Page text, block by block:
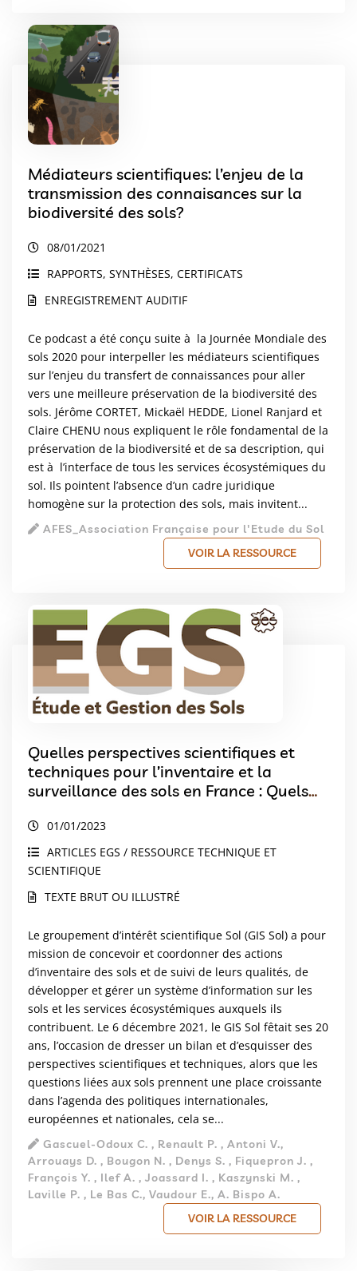
Médiateurs scientifiques: l’enjeu de la
transmission des connaisances sur la
biodiversité des sols?
08/01/2021
RAPPORTS, SYNTHÈSES, CERTIFICATS
ENREGISTREMENT AUDITIF
Ce podcast a été conçu suite à la Journée Mondiale des
sols 2020 pour interpeller les médiateurs scientifiques
sur l’enjeu du transfert de connaissances pour aller
vers une meilleure préservation de la biodiversité des
sols. Jérôme CORTET, Mickaël HEDDE, Lionel Ranjard et
Claire CHENU nous expliquent le rôle fondamental de la
préservation de la biodiversité et de sa description, qui
est à l’interface de tous les services écosystémiques du
sol. Ils pointent l’absence d’un cadre juridique
homogène sur la protection des sols, mais invitent...
AFES_Association Française pour l'Etude du Sol
VOIR LA RESSOURCE
Quelles perspectives scientifiques et
techniques pour l’inventaire et la
surveillance des sols en France : Quels
acquérir, les diffuser, les utiliser ?
01/01/2023
ARTICLES EGS / RESSOURCE TECHNIQUE ET
SCIENTIFIQUE
TEXTE BRUT OU ILLUSTRÉ
Le groupement d’intérêt scientifique Sol (GIS Sol) a pour
mission de concevoir et coordonner des actions
d’inventaire des sols et de suivi de leurs qualités, de
développer et gérer un système d’information sur les
sols et les services écosystémiques auxquels ils
contribuent. Le 6 décembre 2021, le GIS Sol fêtait ses 20
ans, l’occasion de dresser un bilan et d’esquisser des
perspectives scientifiques et techniques, alors que les
questions liées aux sols prennent une place croissante
dans l’agenda des politiques internationales,
européennes et nationales, cela se...
Gascuel-Odoux C. , Renault P. , Antoni V.,
Arrouays D. , Bougon N. , Denys S. , Fiquepron J. ,
François Y. , Ilef A. , Joassard I. , Kaszynski M. ,
Laville P. , Le Bas C., Vaudour E., A. Bispo A.
VOIR LA RESSOURCE